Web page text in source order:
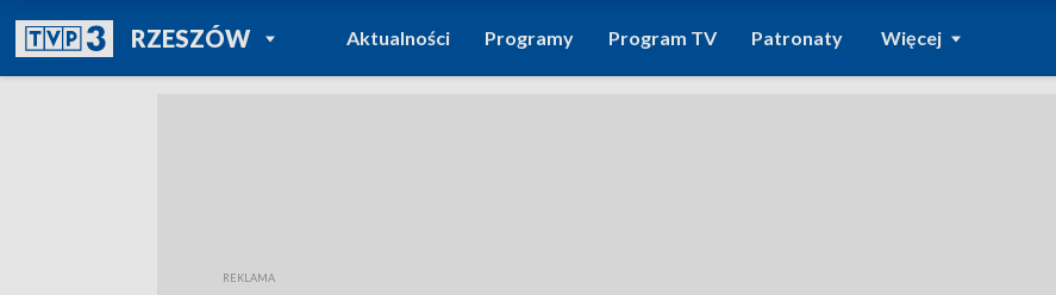
RZESZÓWPOWRÓT DO
TVP REGIONY
Aktualności Programy Program TV Patronaty Więcej